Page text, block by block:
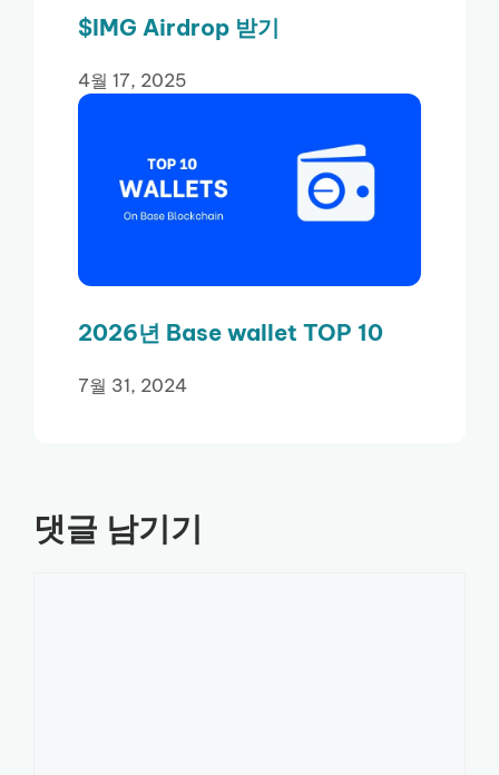
$IMG Airdrop 받기
4월 17, 2025
2026년 Base wallet TOP 10
7월 31, 2024
댓글 남기기